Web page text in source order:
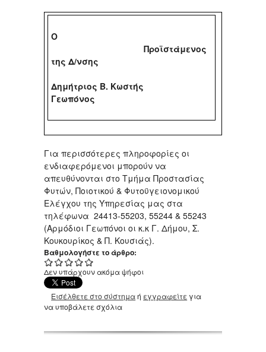
Ο
Προϊστάμενος
της Δ/νσης
Δημήτριος Β. Κωστής
Γεωπόνος
Για περισσότερες πληροφορίες οι
ενδιαφερόμενοι μπορούν να
απευθύνονται στο Τμήμα Προστασίας
Φυτών, Ποιοτικού & Φυτοϋγειονομικού
Ελέγχου της Υπηρεσίας μας στα
τηλέφωνα 24413-55203, 55244 & 55243
(Αρμόδιοι Γεωπόνοι οι κ.κ Γ. Δήμου, Σ.
Κουκουρίκος & Π. Κουσιάς).
Βαθμολογήστε το άρθρο:
Δεν υπάρχουν ακόμα ψήφοι
Εισέλθετε στο σύστημαή εγγραφείτε για
να υποβάλετε σχόλια